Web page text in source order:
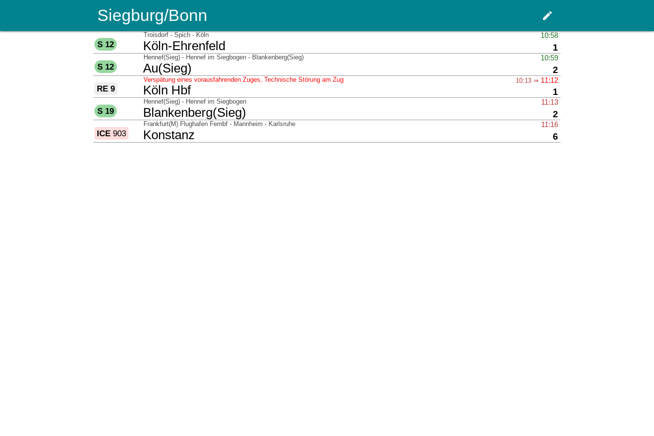
Siegburg/Bonn Hauptseite
edit
S 12 nach
Köln-Ehrenfeld
10:58
Gleis
1
über
Troisdorf - Spich - Köln
S 12 nach
Au(Sieg)
10:59
Gleis
2
über
Hennef(Sieg) - Hennef im Siegbogen - Blankenberg(Sieg)
RE 9 nach
Köln Hbf
10:13 ⇒ 11:12
Gleis
1
Verspätung eines vorausfahrenden Zuges, Technische Störung am Zug
S 19 nach
Blankenberg(Sieg)
11:13
Gleis
2
über
Hennef(Sieg) - Hennef im Siegbogen
ICE 903 nach
Konstanz
11:16
Gleis
6
über
Frankfurt(M) Flughafen Fernbf - Mannheim - Karlsruhe